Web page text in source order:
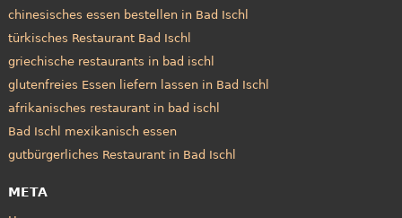
chinesisches essen bestellen in Bad Ischl
türkisches Restaurant Bad Ischl
griechische restaurants in bad ischl
glutenfreies Essen liefern lassen in Bad Ischl
afrikanisches restaurant in bad ischl
Bad Ischl mexikanisch essen
gutbürgerliches Restaurant in Bad Ischl
META